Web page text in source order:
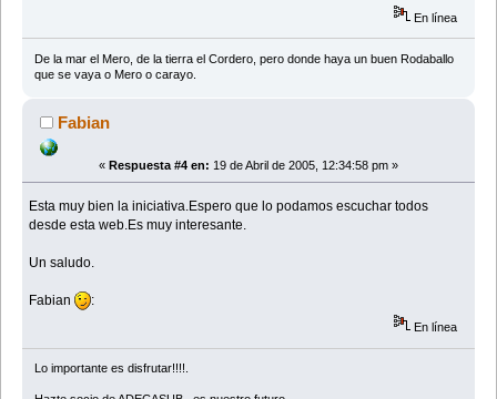
En línea
De la mar el Mero, de la tierra el Cordero, pero donde haya un buen Rodaballo
que se vaya o Mero o carayo.
Fabian
« Respuesta #4 en: 19 de Abril de 2005, 12:34:58 pm »
Esta muy bien la iniciativa.Espero que lo podamos escuchar todos
desde esta web.Es muy interesante.
Un saludo.
Fabian :
En línea
Lo importante es disfrutar!!!!.